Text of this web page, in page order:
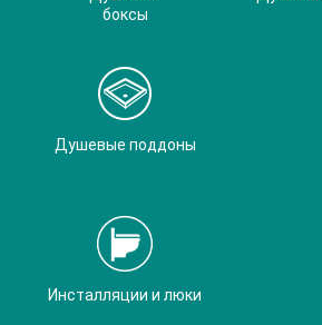
боксы
Душевые поддоны
Инсталляции и люки